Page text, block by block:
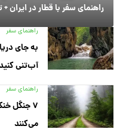
راهنمای سفر با قطار در ایران
راهنمای سفر
به جای
آب‌تنی
راهنمای سفر
۷ جنگل
می‌کنند